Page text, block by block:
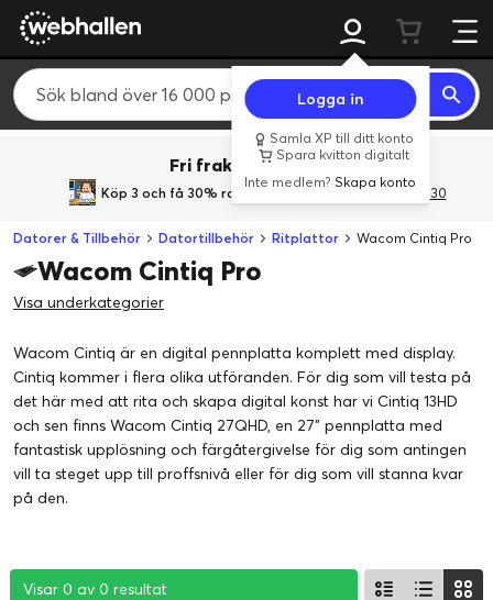
Logga in
Samla XP till ditt konto
Spara kvitton digitalt
Inte medlem?Skapa konto
Fri frakt över 800 kr.
Köp 3 och få 30% rabatt med rabattkoden 3Gives30
Datorer & Tillbehör Datortillbehör Ritplattor Wacom Cintiq Pro
Wacom Cintiq Pro
Visa underkategorier
Wacom Cintiq är en digital pennplatta komplett med display.
Cintiq kommer i flera olika utföranden. För dig som vill testa på
det här med att rita och skapa digital konst har vi Cintiq 13HD
och sen finns Wacom Cintiq 27QHD, en 27" pennplatta med
fantastisk upplösning och färgåtergivelse för dig som antingen
vill ta steget upp till proffsnivå eller för dig som vill stanna kvar
på den.
Visar 0 av 0 resultat
Visar 0 av 0 resultat
Visar 0 av 0 resultat